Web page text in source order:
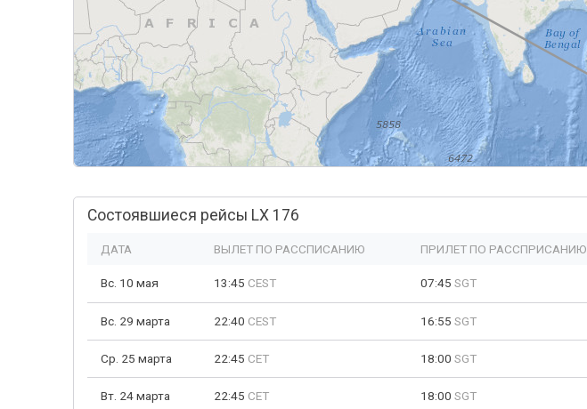
Состоявшиеся рейсы LX 176
ДАТА ВЫЛЕТ ПО РАССПИСАНИЮ ПРИЛЕТ ПО РАССПРИСАНИЮ
Вс. 10 мая 13:45 CEST 07:45 SGT
Вс. 29 марта 22:40 CEST 16:55 SGT
Ср. 25 марта 22:45 CET 18:00 SGT
Вт. 24 марта 22:45 CET 18:00 SGT